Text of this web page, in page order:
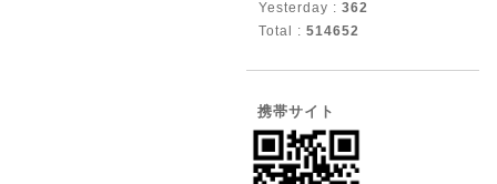
Yesterday : 362
Total : 514652
携帯サイト